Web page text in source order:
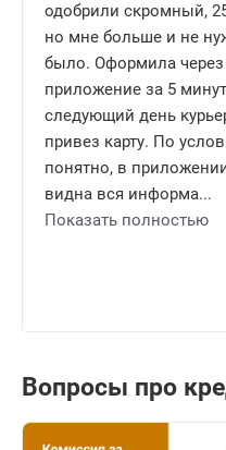
одобрили скромный,
но мне больше и не
было. Оформила через
приложение за 5
следующий день
привез карту. По
понятно, в
видна вся информа...
Показать полностью
Вопросы про